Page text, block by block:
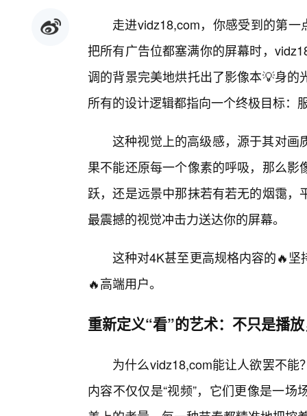
走进vidz18,com，你感受到的第
把所有广告位都塞满你的屏幕时，
调的背景完美地烘托出了影像本💡身
所有的设计逻辑都指向一个终极目标：
这种视觉上的高级感，源于其对画
果不能还原每一个像素的呼吸，那么
跃，还是远景中那抹若有若无的烟霭
最震撼的视觉冲击力送达你的屏幕。
这种对4K甚至更高规格内容的🔥
🔥高端用户。
重新定义“看”的艺术：不只是播
为什么vidz18,com能让人欲罢不
内容不仅仅是“视频”，它们更像是一